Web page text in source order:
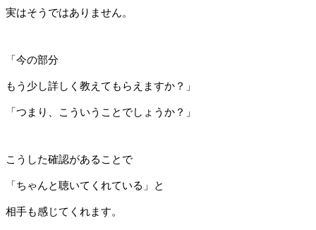
実はそうではありません。
「今の部分
もう少し詳しく教えてもらえますか？」
「つまり、こういうことでしょうか？」
こうした確認があることで
「ちゃんと聴いてくれている」と
相手も感じてくれます。